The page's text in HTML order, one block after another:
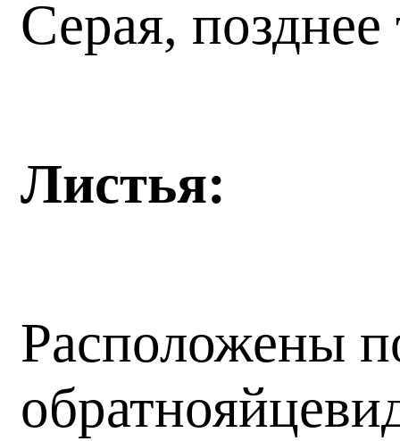
Серая,
Листья:
Расположены